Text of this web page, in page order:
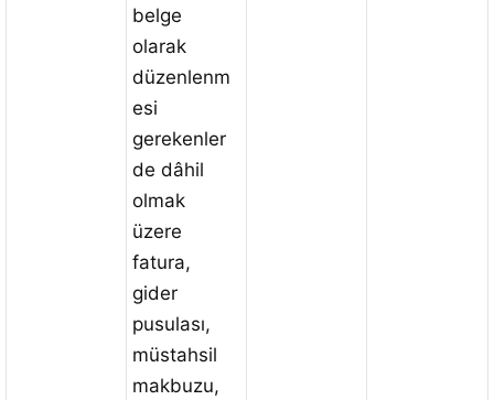
belge
olarak
düzenlenm
esi
gerekenler
de dâhil
olmak
üzere
fatura,
gider
pusulası,
müstahsil
makbuzu,